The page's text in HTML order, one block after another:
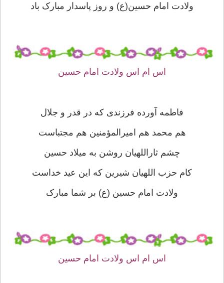
ولادت امام حسین(ع) و روز پاسدار مبارک باد
اس ام اس ولادت امام حسین
فاطمه آورده فرزندی که در قدر و جلال
هم محمد هم امیرالمؤمنین هم مجتباست
چشم ثاراللهیان روشن به میلاد حسین
کام حزب اللهیان شیرین که این عید خداست
ولادت امام حسین (ع) بر شما مبارک
اس ام اس ولادت امام حسین